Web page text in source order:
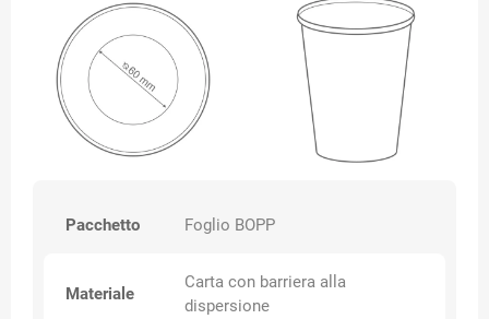
Pacchetto Foglio BOPP
Materiale
Carta con barriera alla
dispersione